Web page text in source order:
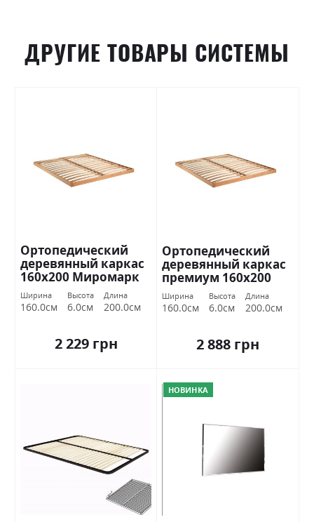
ДРУГИЕ ТОВАРЫ СИСТЕМЫ
Ортопедический
деревянный каркас
160х200 Миромарк
Ширина
160.0см
Высота
6.0см
Длина
200.0см
2 229 грн
Ортопедический
деревянный каркас
премиум 160х200
Миромарк
Ширина
160.0см
Высота
6.0см
Длина
200.0см
2 888 грн
НОВИНКА